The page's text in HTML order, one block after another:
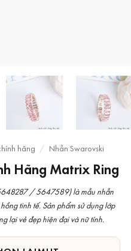
hãng / Nhẫn Swarovski
Hãng Matrix Ring
/ 5647589) là mẫu nhẫn
tinh tế. Sản phẩm sử dụng lớp
lại vẻ đẹp hiện đại và nữ tính.